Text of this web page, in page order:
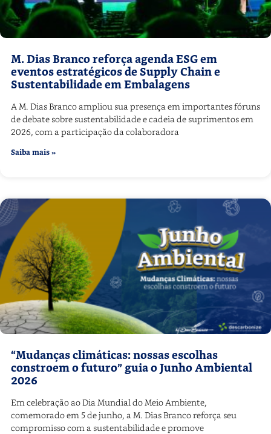
M. Dias Branco reforça agenda ESG em
eventos estratégicos de Supply Chain e
Sustentabilidade em Embalagens
A M. Dias Branco ampliou sua presença em importantes fóruns
de debate sobre sustentabilidade e cadeia de suprimentos em
2026, com a participação da colaboradora
Saiba mais »
“Mudanças climáticas: nossas escolhas
constroem o futuro” guia o Junho Ambiental
2026
Em celebração ao Dia Mundial do Meio Ambiente,
comemorado em 5 de junho, a M. Dias Branco reforça seu
compromisso com a sustentabilidade e promove